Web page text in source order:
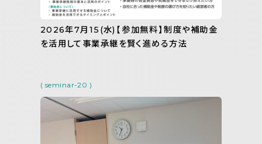
2026年7月15(水)【参加無料】制度や補助金
を活用して事業承継を賢く進める方法
( seminar-20 )